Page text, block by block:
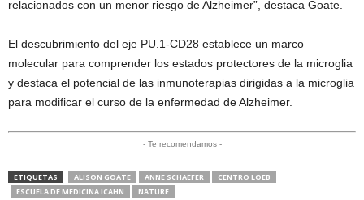
relacionados con un menor riesgo de Alzheimer”, destaca Goate.
El descubrimiento del eje PU.1-CD28 establece un marco
molecular para comprender los estados protectores de la microglia
y destaca el potencial de las inmunoterapias dirigidas a la microglia
para modificar el curso de la enfermedad de Alzheimer.
- Te recomendamos -
ETIQUETAS ALISON GOATE ANNE SCHAEFER
CENTRO LOEB
ESCUELA DE MEDICINA ICAHN
NATURE